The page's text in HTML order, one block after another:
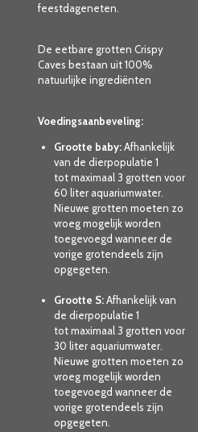
feestdageneten.
De eetbare grotten Crispy
Caves bestaan uit 100%
natuurlijke ingrediënten
Voedingsaanbeveling:
Grootte baby: Afhankelijk
van de dierpopulatie 1
tot maximaal 3 grotten voor
60 liter aquariumwater.
Nieuwe grotten moeten zo
vroeg mogelijk worden
toegevoegd wanneer de
vorige grotendeels zijn
opgegeten.
Grootte S: Afhankelijk van
de dierpopulatie 1
tot maximaal 3 grotten voor
30 liter aquariumwater.
Nieuwe grotten moeten zo
vroeg mogelijk worden
toegevoegd wanneer de
vorige grotendeels zijn
opgegeten.